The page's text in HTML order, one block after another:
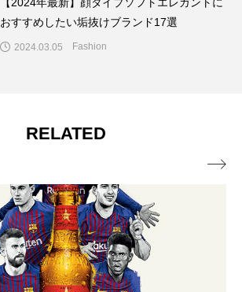
おすすめしたい垢抜けブランド17選
2024.03.05 Fashion
RELATED
